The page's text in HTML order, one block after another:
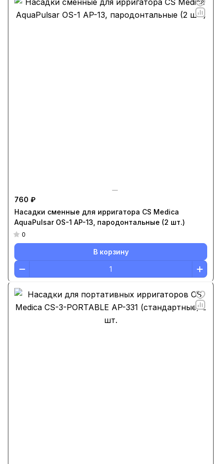
760 ₽
Насадки сменные для ирригатора CS Medica
AquaPulsar OS-1 AP-13, пародонтальные (2 шт.)
0
В корзину